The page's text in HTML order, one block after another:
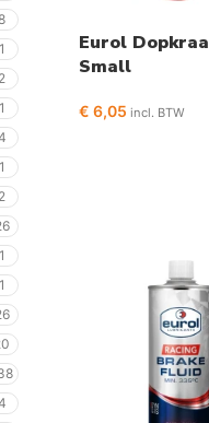
1
2
1
1
2
1
1
Eurol
Small
€ 6,05 incl. BTW